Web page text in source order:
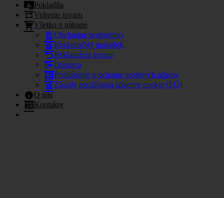
Pokladňa
Vrátenie tovaru
Všetko o nákupe
Obchodné podmienky
Reklamačný poriadok
Reklamácia tovaru
Doprava
Prehlásenie o ochrane osobných údajov
Zásady používania súborov cookie (EÚ)
O nás
Kontakty